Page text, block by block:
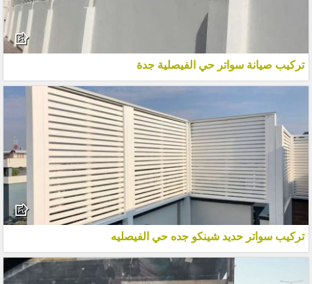
تركيب صيانة سواتر حي الفيصلية جدة
تركيب سواتر حديد شينكو جده حي الفيصليه